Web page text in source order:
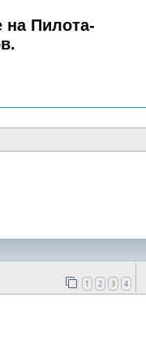
на Пилота-
1 2 3 4